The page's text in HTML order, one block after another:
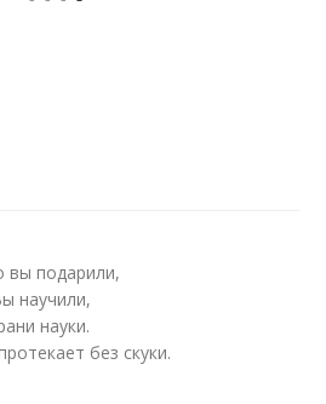
вы подарили,
научили,
науки.
без скуки.